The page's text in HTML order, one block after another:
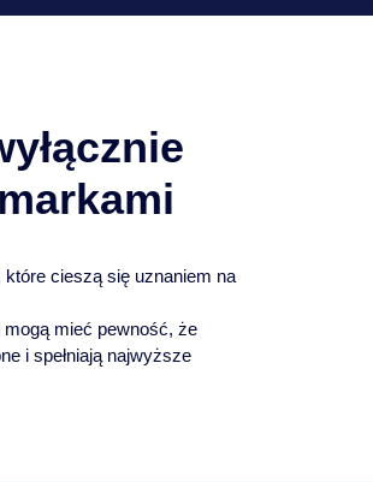
które cieszą się uznaniem na
mieć pewność, że
i spełniają najwyższe